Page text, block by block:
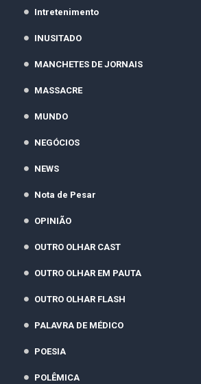
Intretenimento
INUSITADO
MANCHETES DE JORNAIS
MASSACRE
MUNDO
NEGÓCIOS
NEWS
Nota de Pesar
OPINIÃO
OUTRO OLHAR CAST
OUTRO OLHAR EM PAUTA
OUTRO OLHAR FLASH
PALAVRA DE MÉDICO
POESIA
POLÊMICA